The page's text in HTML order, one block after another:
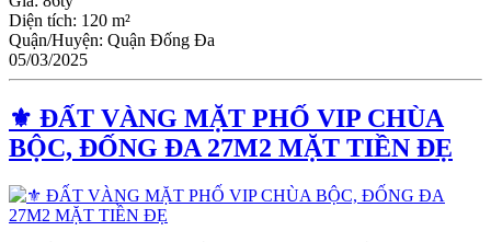
Diện tích: 120 m²
Quận/Huyện: Quận Đống Đa
05/03/2025
⚜️ ĐẤT VÀNG MẶT PHỐ VIP CHÙA
BỘC, ĐỐNG ĐA 27M2 MẶT TIỀN ĐẸ